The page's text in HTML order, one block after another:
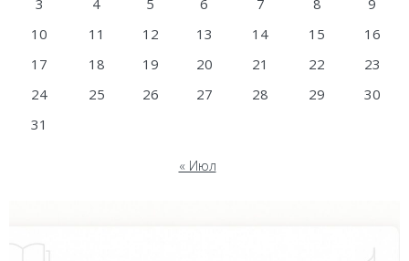
10
11 12 13 14 15
16
17
18 19 20 21 22
23
24
25 26 27 28 29
30
31
« Июл